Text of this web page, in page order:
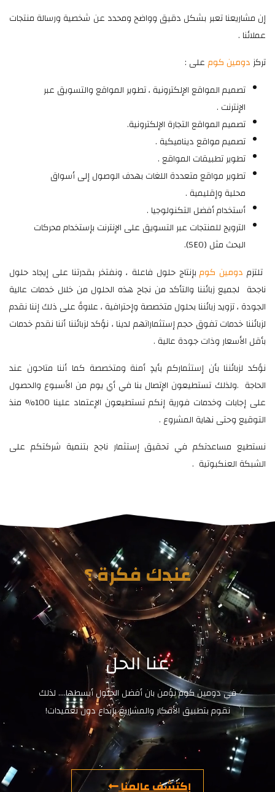
إن مشاريعنا تعبر بشكل دقيق وواضح ومحدد عن شخصية ورسالة منتجات
عملائنا .
تركزدومين كومعلى :
تصميم المواقع الإلكترونية ، تطوير المواقع والتسويق عبر
الإنترنت .
تصميم المواقع التجارة الإلكترونية.
تصميم مواقع ديناميكية .
تطوير تطبيقات المواقع .
تطوير مواقع متعددة اللغات بهدف الوصول إلى أسواق
محلية وإقليمية .
أستخدام أفضل التكنولوجيا .
الترويج للمنتجات عبر التسويق على الإنترنت بإستخدام محركات
البحث مثل (SEO).
تلتزم دومين كومبإنتاج حلول فاعلة ، ونفتخر بقدرتنا على إيجاد حلول
ناجحة لجميع زبائننا والتأكد من نجاح هذه الحلول من خلال خدمات عالية
الجودة ، تزويد زبائننا بحلول متخصصة وإحترافية ، علاوةً على ذلك إننا نقدم
لزبائننا خدمات تفوق حجم إستثماراتهم لدينا ، نؤكد لزبائننا أننا نقدم خدمات
بأقل الأسعار وذات جودة عالية .
نؤكد لزبائننا بأن إستثماركم بأيدٍ أمنة ومتخصصة كما أننا متاحون عند
الحاجة .ولذلك تستطيعون الإتصال بنا في أي يوم من الأسبوع والحصول
على إجابات وخدمات فورية إنكم تستطيعون الإعتماد علينا 100% منذ
التوقيع وحتى نهاية المشروع .
نستطيع مساعدتكم في تحقيق إستثمار ناجح بتنمية شركتكم على
الشبكة العنكبوتية .